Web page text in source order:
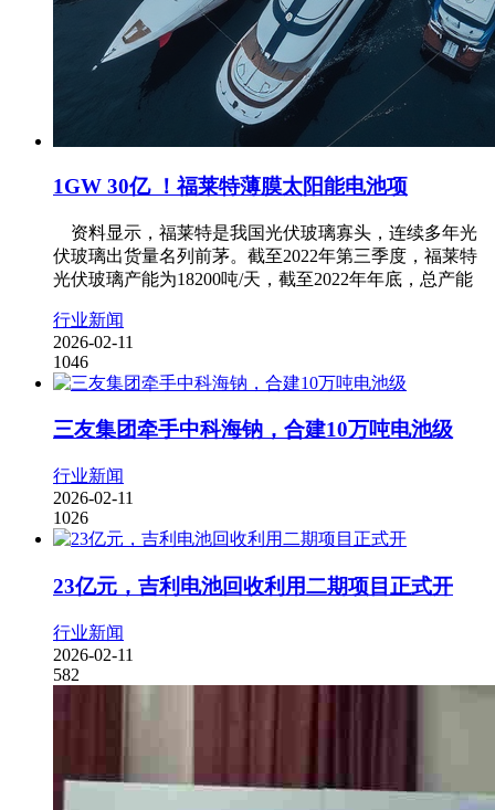
1GW 30亿 ！福莱特薄膜太阳能电池项
资料显示，福莱特是我国光伏玻璃寡头，连续多年光
伏玻璃出货量名列前茅。截至2022年第三季度，福莱特
光伏玻璃产能为18200吨/天，截至2022年年底，总产能
行业新闻
2026-02-11
1046
三友集团牵手中科海钠，合建10万吨电池级
行业新闻
2026-02-11
1026
23亿元，吉利电池回收利用二期项目正式开
行业新闻
2026-02-11
582